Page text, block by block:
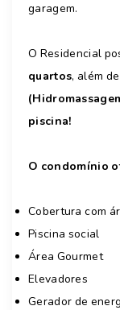
garagem.
O Residencial
quartos, além de
piscina!
O condomínio
Cobertura com
Piscina social
Área Gourmet
Elevadores
Gerador de